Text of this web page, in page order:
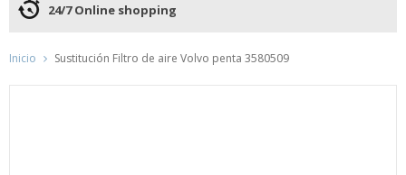
24/7 Online shopping
Inicio Sustitución Filtro de aire Volvo penta 3580509